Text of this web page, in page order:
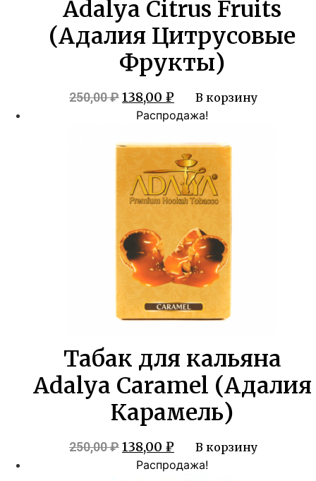
Adalya Citrus Fruits
(Адалия Цитрусовые
Фрукты)
250,00₽Первоначальная
цена
138,00 ₽ Текущая
цена:
В корзину
Распродажа!
Табак для кальяна
Adalya Caramel (Адалия
Карамель)
250,00₽Первоначальная
цена
138,00 ₽ Текущая
цена:
В корзину
Распродажа!